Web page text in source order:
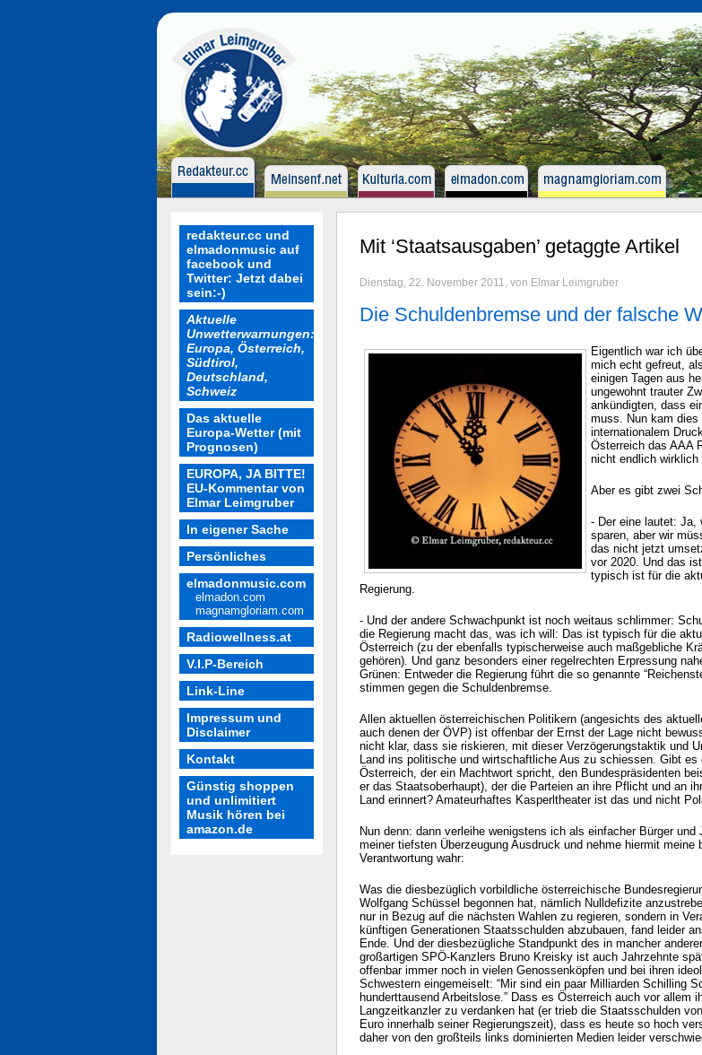
redakteur.cc und
elmadonmusic auf
facebook und
Twitter: Jetzt dabei
sein:-)
Aktuelle
Unwetterwarnungen:
Europa, Österreich,
Südtirol,
Deutschland,
Schweiz
Das aktuelle
Europa-Wetter (mit
Prognosen)
EUROPA, JA BITTE!
EU-Kommentar von
Elmar Leimgruber
In eigener Sache
Persönliches
elmadonmusic.com
elmadon.com
magnamgloriam.com
Radiowellness.at
V.I.P-Bereich
Link-Line
Impressum und
Disclaimer
Kontakt
Günstig shoppen
und unlimitiert
Musik hören bei
amazon.de
Mit ‘Staatsausgaben’ getaggte Artikel
Dienstag, 22. November 2011, von Elmar Leimgruber
Die Schuldenbremse und der falsche
Eigentlich war ich
mich echt gefreut,
einigen Tagen aus
ungewohnt trauter
ankündigten, dass
muss. Nun kam dies
internationalem
Österreich das AAA
nicht endlich
Aber es gibt zwei
- Der eine lautet: Ja,
sparen, aber wir
das nicht jetzt
vor 2020. Und das
typisch ist für die
Regierung.
- Und der andere Schwachpunkt ist noch weitaus schlimmer:
die Regierung macht das, was ich will: Das ist typisch für die
Österreich (zu der ebenfalls typischerweise auch maßgebliche
gehören). Und ganz besonders einer regelrechten Erpressung
Grünen: Entweder die Regierung führt die so genannte
stimmen gegen die Schuldenbremse.
Allen aktuellen österreichischen Politikern (angesichts des
auch denen der ÖVP) ist offenbar der Ernst der Lage nicht
nicht klar, dass sie riskieren, mit dieser Verzögerungstaktik und
Land ins politische und wirtschaftliche Aus zu schiessen. Gibt
Österreich, der ein Machtwort spricht, den Bundespräsidenten
er das Staatsoberhaupt), der die Parteien an ihre Pflicht und an
Land erinnert? Amateurhaftes Kasperltheater ist das und nicht
Nun denn: dann verleihe wenigstens ich als einfacher Bürger
meiner tiefsten Überzeugung Ausdruck und nehme hiermit meine
Verantwortung wahr:
Was die diesbezüglich vorbildliche österreichische
Wolfgang Schüssel begonnen hat, nämlich Nulldefizite
nur in Bezug auf die nächsten Wahlen zu regieren, sondern in
künftigen Generationen Staatsschulden abzubauen, fand leider
Ende. Und der diesbezügliche Standpunkt des in mancher
großartigen SPÖ-Kanzlers Bruno Kreisky ist auch Jahrzehnte
offenbar immer noch in vielen Genossenköpfen und bei ihren
Schwestern eingemeiselt: “Mir sind ein paar Milliarden Schilling
hunderttausend Arbeitslose.” Dass es Österreich auch vor allem
Langzeitkanzler zu verdanken hat (er trieb die Staatsschulden
Euro innerhalb seiner Regierungszeit), dass es heute so hoch
daher von den großteils links dominierten Medien leider